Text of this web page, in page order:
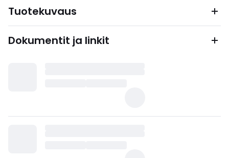
Tuotekuvaus
Dokumentit ja linkit